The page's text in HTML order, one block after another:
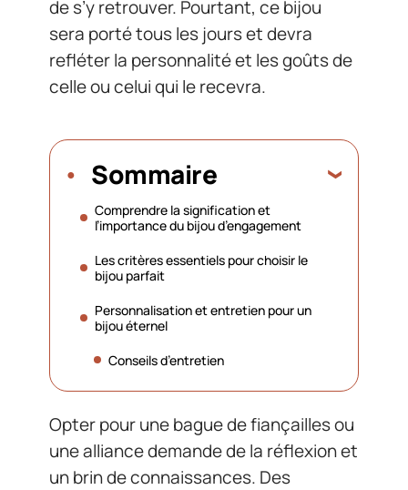
de s’y retrouver. Pourtant, ce bijou
sera porté tous les jours et devra
refléter la personnalité et les goûts de
celle ou celui qui le recevra.
Sommaire
Comprendre la signification et
l’importance du bijou d’engagement
Les critères essentiels pour choisir le
bijou parfait
Personnalisation et entretien pour un
bijou éternel
Conseils d’entretien
Opter pour une bague de fiançailles ou
une alliance demande de la réflexion et
un brin de connaissances. Des